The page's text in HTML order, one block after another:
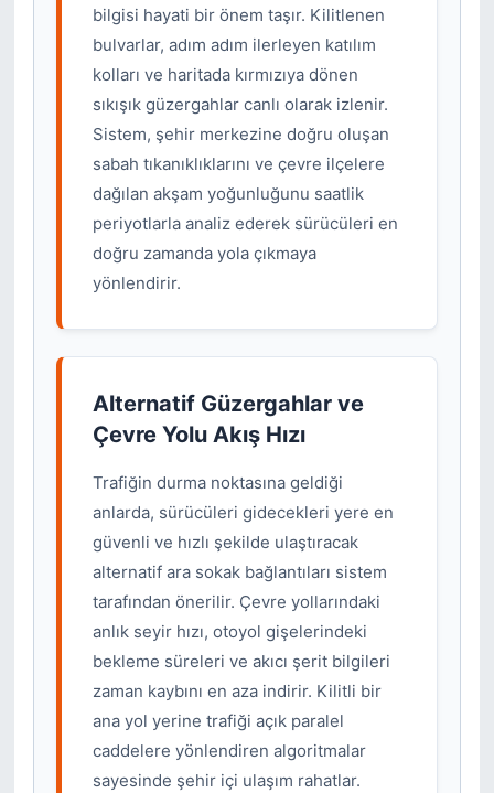
bilgisi hayati bir önem taşır. Kilitlenen
bulvarlar, adım adım ilerleyen katılım
kolları ve haritada kırmızıya dönen
sıkışık güzergahlar canlı olarak izlenir.
Sistem, şehir merkezine doğru oluşan
sabah tıkanıklıklarını ve çevre ilçelere
dağılan akşam yoğunluğunu saatlik
periyotlarla analiz ederek sürücüleri en
doğru zamanda yola çıkmaya
yönlendirir.
Alternatif Güzergahlar ve
Çevre Yolu Akış Hızı
Trafiğin durma noktasına geldiği
anlarda, sürücüleri gidecekleri yere en
güvenli ve hızlı şekilde ulaştıracak
alternatif ara sokak bağlantıları sistem
tarafından önerilir. Çevre yollarındaki
anlık seyir hızı, otoyol gişelerindeki
bekleme süreleri ve akıcı şerit bilgileri
zaman kaybını en aza indirir. Kilitli bir
ana yol yerine trafiği açık paralel
caddelere yönlendiren algoritmalar
sayesinde şehir içi ulaşım rahatlar.